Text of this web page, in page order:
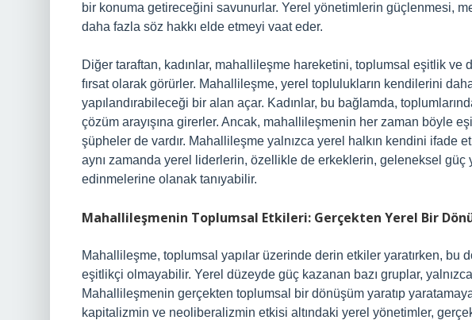
bir konuma getireceğini savunurlar. Yerel yönetimlerin güçlenmesi,
daha fazla söz hakkı elde etmeyi vaat eder.
Diğer taraftan, kadınlar, mahallileşme hareketini, toplumsal eşitlik ve
fırsat olarak görürler. Mahallileşme, yerel toplulukların kendilerini
yapılandırabileceği bir alan açar. Kadınlar, bu bağlamda,
çözüm arayışına girerler. Ancak, mahallileşmenin her zaman böyle
şüpheler de vardır. Mahallileşme yalnızca yerel halkın kendini ifade
aynı zamanda yerel liderlerin, özellikle de erkeklerin, geleneksel güç
edinmelerine olanak tanıyabilir.
Mahallileşmenin Toplumsal Etkileri: Gerçekten Yerel Bir
Mahallileşme, toplumsal yapılar üzerinde derin etkiler yaratırken, bu
eşitlikçi olmayabilir. Yerel düzeyde güç kazanan bazı gruplar,
Mahallileşmenin gerçekten toplumsal bir dönüşüm yaratıp
kapitalizmin ve neoliberalizmin etkisi altındaki yerel yönetimler,